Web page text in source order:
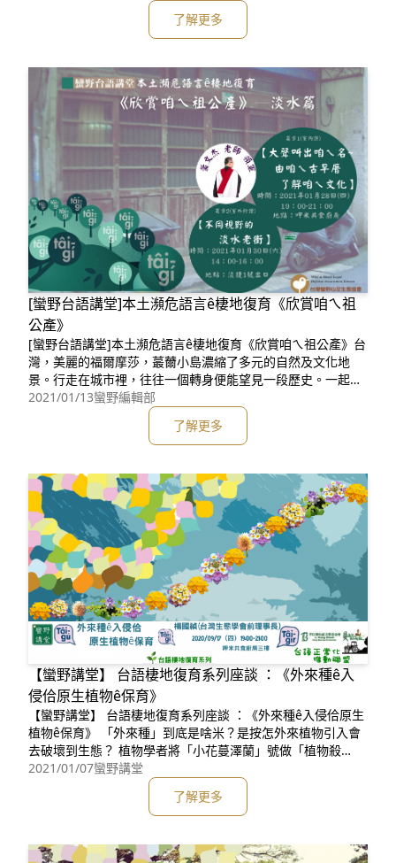
把「大潭藻礁」放到你的台語教學中嗎？ 蠻野心足「202
1年 環保台語種子講師研習課程」來了！第一場就是我們最關
心的【桃園大潭藻礁的前世
了解更多
[蠻野台語講堂]本土瀕危語言ê棲地復育《欣賞咱ㄟ祖
公產》
[蠻野台語講堂]本土瀕危語言ê棲地復育《欣賞咱ㄟ祖公產》台
灣，美麗的福爾摩莎，蕞薾小島濃縮了多元的自然及文化地
景。行走在城市裡，往往一個轉身便能望見一段歷史。一起來
欣賞咱ㄟ祖公產，拾回一顆顆散落在台灣島嶼中的美麗珍珠。
🌼第1篇：淡水篇(共2場)🌼報名連結(請依場次分別報名)：第1
場 https://neti.cc/6m51jQV / 第2場 https://neti.cc/G
2021/01/13蠻野編輯部
了解更多
【蠻野講堂】 台語棲地復育系列座談 ：《外來種ê入
侵佮原生植物ê保育》
【蠻野講堂】 台語棲地復育系列座談 ：《外來種ê入侵佮原生
植物ê保育》 「外來種」到底是啥米？是按怎外來植物引入會
去破壞到生態？ 植物學者將「小花蔓澤蘭」號做「植物殺
手」、「綠癌」或「綠色福壽螺」， 一个所在若是予伊入侵，
遐ê樹仔可能攏會予伊弄到死了了。 「陰香」遮
2021/01/07蠻野講堂
了解更多